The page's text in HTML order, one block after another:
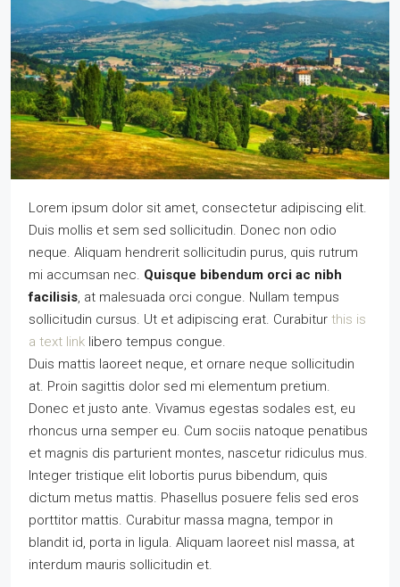
Lorem ipsum dolor sit amet, consectetur adipiscing elit.
Duis mollis et sem sed sollicitudin. Donec non odio
neque. Aliquam hendrerit sollicitudin purus, quis rutrum
mi accumsan nec. Quisque bibendum orci ac nibh
facilisis, at malesuada orci congue. Nullam tempus
sollicitudin cursus. Ut et adipiscing erat. Curabitur this is
a text link libero tempus congue.
Duis mattis laoreet neque, et ornare neque sollicitudin
at. Proin sagittis dolor sed mi elementum pretium.
Donec et justo ante. Vivamus egestas sodales est, eu
rhoncus urna semper eu. Cum sociis natoque penatibus
et magnis dis parturient montes, nascetur ridiculus mus.
Integer tristique elit lobortis purus bibendum, quis
dictum metus mattis. Phasellus posuere felis sed eros
porttitor mattis. Curabitur massa magna, tempor in
blandit id, porta in ligula. Aliquam laoreet nisl massa, at
interdum mauris sollicitudin et.